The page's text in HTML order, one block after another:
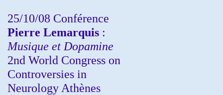
25/10/08 Conférence
Pierre Lemarquis :
Musique et Dopamine
2nd World Congress on
Controversies in
Neurology Athènes